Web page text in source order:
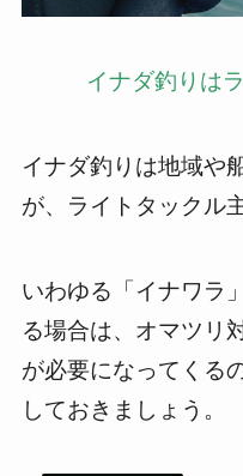
イナダ釣りは
イナダ釣りは地域や
が、ライトタックル
いわゆる「イナワラ
る場合は、オマツリ
が必要になってくる
しておきましょう。